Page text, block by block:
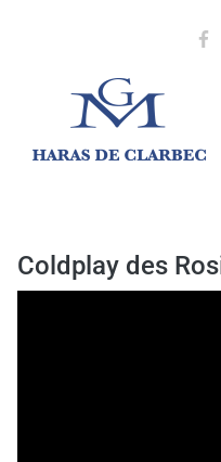
Coldplay des